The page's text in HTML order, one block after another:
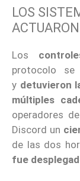
LOS
Los
protocolo
y detuvieron
múltiples
operadores
Discord un
de las dos
fue